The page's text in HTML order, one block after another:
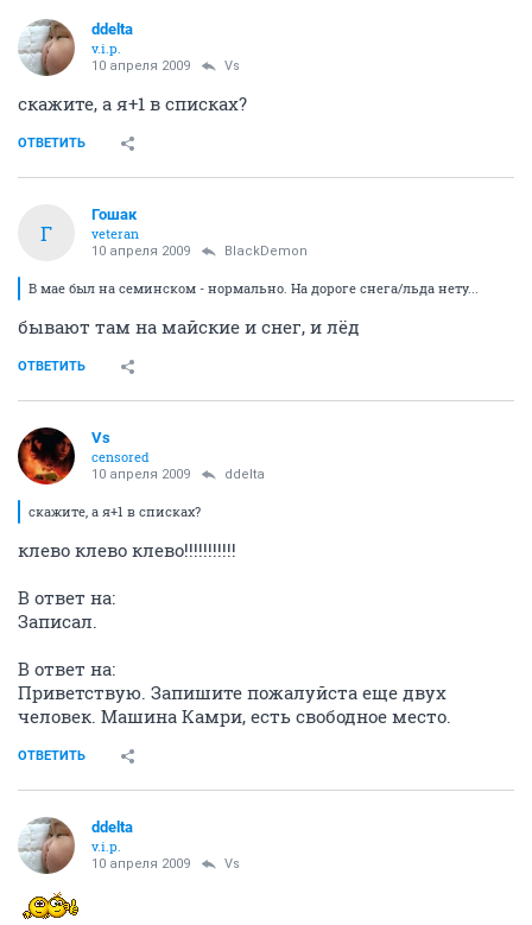
ddelta
v.i.p.
10 апреля 2009 Vs
скажите, а я+1 в списках?
ОТВЕТИТЬ
Г
Гошак
veteran
10 апреля 2009 BlackDemon
В мае был на семинском - нормально. На дороге снега/льда нету...
бывают там на майские и снег, и лёд
ОТВЕТИТЬ
Vs
censored
10 апреля 2009 ddelta
скажите, а я+1 в списках?
клево клево клево!!!!!!!!!!!
В ответ на:
Записал.
В ответ на:
Приветствую. Запишите пожалуйста еще двух
человек. Машина Камри, есть свободное место.
ОТВЕТИТЬ
ddelta
v.i.p.
10 апреля 2009 Vs